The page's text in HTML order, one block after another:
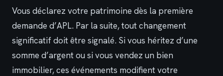
Vous déclarez votre patrimoine dès la première
demande d’APL. Par la suite, tout changement
significatif doit être signalé. Si vous héritez d’une
somme d’argent ou si vous vendez un bien
immobilier, ces événements modifient votre